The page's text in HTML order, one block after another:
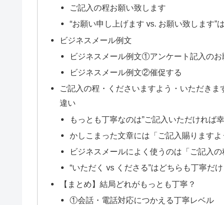
ご記入の程お願い致します
“お願い申し上げます vs. お願い致します”
ビジネスメール例文
ビジネスメール例文①アンケート記入のお
ビジネスメール例文②催促する
ご記入の程・くださいますよう・いただき
違い
もっとも丁寧なのは”ご記入いただければ
かしこまった文章には「ご記入賜りますよ
ビジネスメールによく使うのは「ご記入の
“いただく vs くださる”はどちらも丁寧だ
【まとめ】結局どれがもっとも丁寧？
①会話・電話対応につかえる丁寧レベル